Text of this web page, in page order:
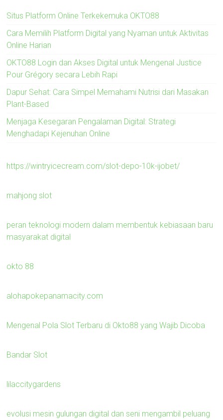
Situs Platform Online Terkekemuka OKTO88
Cara Memilih Platform Digital yang Nyaman untuk Aktivitas
Online Harian
OKTO88 Login dan Akses Digital untuk Mengenal Justice
Pour Grégory secara Lebih Rapi
Dapur Sehat: Cara Simpel Memahami Nutrisi dari Masakan
Plant-Based
Menjaga Kesegaran Pengalaman Digital: Strategi
Menghadapi Kejenuhan Online
https://wintryicecream.com/slot-depo-10k-ijobet/
mahjong slot
peran teknologi modern dalam membentuk kebiasaan baru
masyarakat digital
okto 88
alohapokepanamacity.com
Mengenal Pola Slot Terbaru di Okto88 yang Wajib Dicoba
Bandar Slot
lilaccitygardens
evolusi mesin gulungan digital dan seni mengambil peluang